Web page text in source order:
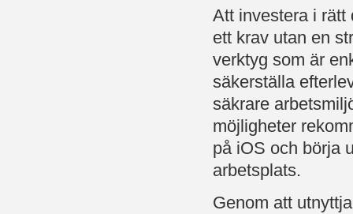
Att investera i rätt
ett krav utan en
verktyg som är
säkerställa
säkrare
möjligheter
på iOS och börja
arbetsplats.
Genom att